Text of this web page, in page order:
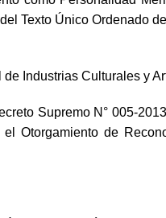
Texto Único Ordenado
Industrias Culturales y
Supremo N° 005-
Otorgamiento de